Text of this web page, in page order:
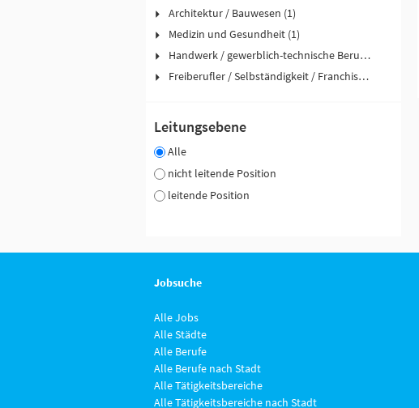
Architektur / Bauwesen (1)
Medizin und Gesundheit (1)
Handwerk / gewerblich-technische Berufe (1)
Freiberufler / Selbständigkeit / Franchise (1)
Leitungsebene
Alle
nicht leitende Position
leitende Position
Jobsuche
Alle Jobs
Alle Städte
Alle Berufe
Alle Berufe nach Stadt
Alle Tätigkeitsbereiche
Alle Tätigkeitsbereiche nach Stadt